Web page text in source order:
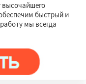
высочайшего
быстрый и
мы всегда